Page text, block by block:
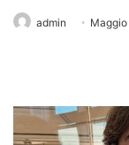
admin